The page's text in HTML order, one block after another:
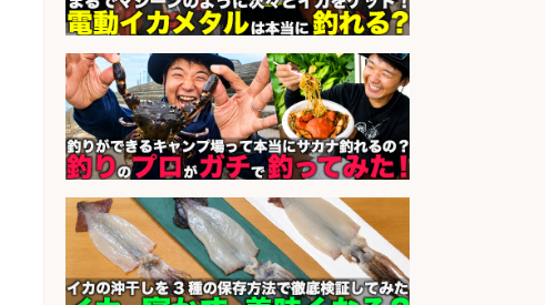
市」「時給1,150円〜」志布志市内
フ/車通勤OK×時間選べる×未経験歓
迎/鹿児島県/志布志市
会社名 株式会社ホットスタッフ鹿児島
sponsored by 求人ボックス
釣り具のリールやペダルの製造/福
井県あわら市
会社名 株式会社UPP